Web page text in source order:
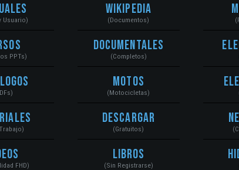
Usuario)
PPTs)
FHD)
Wikipedia
(Documentos)
Documentales
(Completos)
Motos
(Motocicletas)
Descargar
(Gratuitos)
Libros
(Sin Registrarse)